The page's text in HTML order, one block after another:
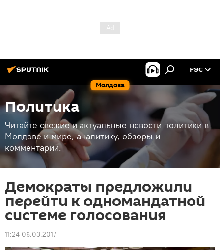
Молдова
РУС
Политика
Читайте свежие и актуальные новости политики в
Молдове и мире, аналитику, обзоры и
комментарии.
Демократы предложили
перейти к одномандатной
системе голосования
11:24 06.03.2017